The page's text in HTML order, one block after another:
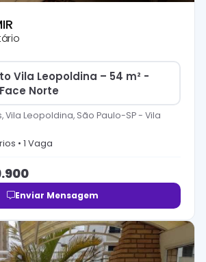
Vila Leopoldina – 54 m² -
Norte
Vila Leopoldina, São Paulo-SP- Vila
s • 1 Vaga
Enviar Mensagem